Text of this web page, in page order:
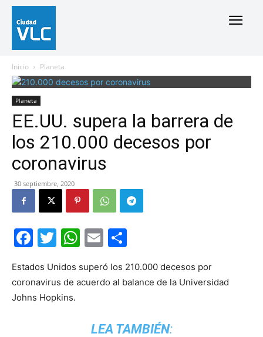
Inicio Planeta
Planeta
EE.UU. supera la barrera de
los 210.000 decesos por
coronavirus
30 septiembre, 2020
Facebook
Twitter
WhatsApp
Email
Estados Unidos superó los 210.000 decesos por
coronavirus de acuerdo al balance de la Universidad
Johns Hopkins.
LEA TAMBIÉN: